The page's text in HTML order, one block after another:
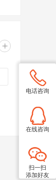
+
电话咨询
在线咨询
扫一扫
添加好友